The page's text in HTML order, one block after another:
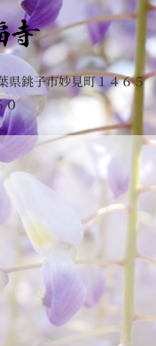
県銚子市妙見町１４６５
０